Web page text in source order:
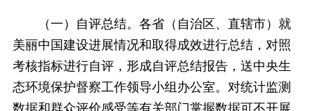
（一）自评总结。各省（自治区、直辖市）就
美丽中国建设进展情况和取得成效进行总结，对照
考核指标进行自评，形成自评总结报告，送中央生
态环境保护督察工作领导小组办公室。对统计监测
数据和群众评价感受等有关部门掌握数据可不开展